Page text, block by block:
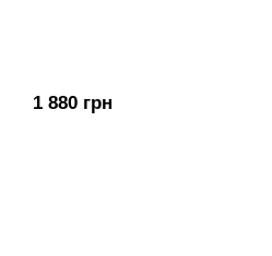
1 880 грн